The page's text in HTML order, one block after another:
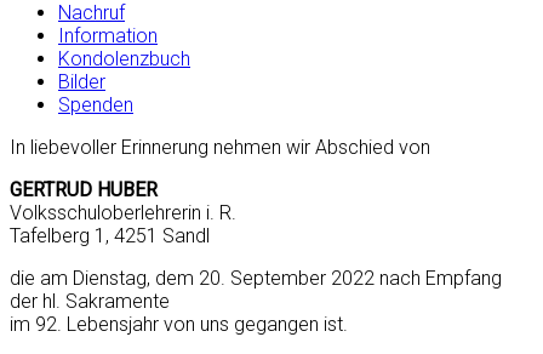
Nachruf
Information
Kondolenzbuch
Bilder
Spenden
In liebevoller Erinnerung nehmen wir Abschied von
GERTRUD HUBER
Volksschuloberlehrerin i. R.
Tafelberg 1, 4251 Sandl
die am Dienstag, dem 20. September 2022 nach Empfang
der hl. Sakramente
im 92. Lebensjahr von uns gegangen ist.